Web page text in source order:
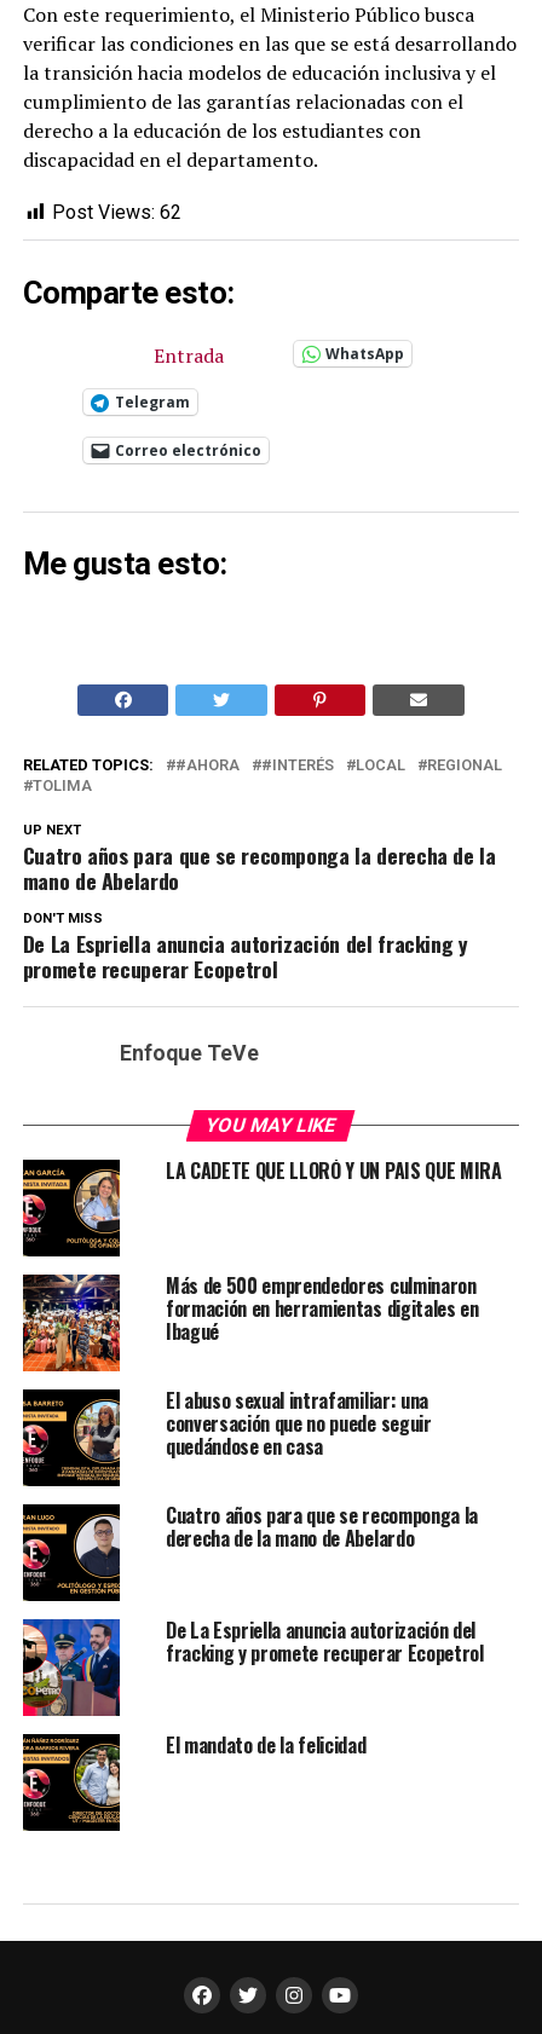
Con este requerimiento, el Ministerio Público busca
verificar las condiciones en las que se está desarrollando
la transición hacia modelos de educación inclusiva y el
cumplimiento de las garantías relacionadas con el
derecho a la educación de los estudiantes con
discapacidad en el departamento.
Post Views: 62
Comparte esto:
Entrada WhatsApp
Telegram
Correo electrónico
Me gusta esto:
RELATED TOPICS: #AHORA #INTERÉS LOCAL
REGIONAL
TOLIMA
UP NEXT
Cuatro años para que se recomponga la derecha de la
mano de Abelardo
DON'T MISS
De La Espriella anuncia autorización del fracking y
promete recuperar Ecopetrol
Enfoque TeVe
YOU MAY LIKE
LA CADETE QUE LLORÓ Y UN PAIS QUE MIRA
Más de 500 emprendedores culminaron
formación en herramientas digitales en
Ibagué
El abuso sexual intrafamiliar: una
conversación que no puede seguir
quedándose en casa
Cuatro años para que se recomponga la
derecha de la mano de Abelardo
De La Espriella anuncia autorización del
fracking y promete recuperar Ecopetrol
El mandato de la felicidad